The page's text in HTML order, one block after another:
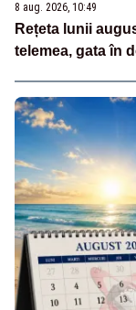
8 aug. 2026, 10:49
Rețeta lunii
telemea, gata în